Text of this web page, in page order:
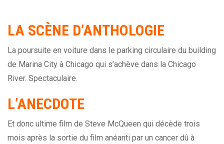
LA SCÈNE D’ANTHOLOGIE
La poursuite en voiture dans le parking circulaire du building
de Marina City à Chicago qui s’achève dans la Chicago
River. Spectaculaire.
L’ANECDOTE
Et donc ultime film de Steve McQueen qui décède trois
mois après la sortie du film anéanti par un cancer dû à